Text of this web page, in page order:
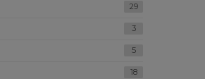
29
3
5
18